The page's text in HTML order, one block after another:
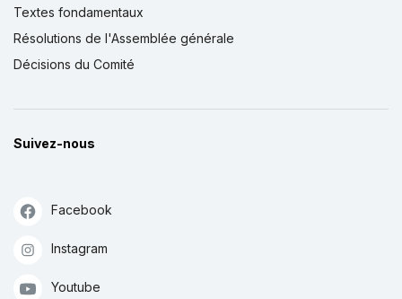
Textes fondamentaux
Résolutions de l'Assemblée générale
Décisions du Comité
Suivez-nous
Facebook
Instagram
Youtube